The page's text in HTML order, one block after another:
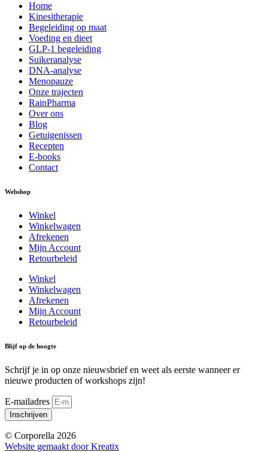
Home
Kinesitherapie
Begeleiding op maat
Voeding en dieet
GLP-1 begeleiding
Suikeranalyse
DNA-analyse
Menopauze
Onze trajecten
RainPharma
Over ons
Blog
Getuigenissen
Recepten
E-books
Contact
Webshop
Winkel
Winkelwagen
Afrekenen
Mijn Account
Retourbeleid
Winkel
Winkelwagen
Afrekenen
Mijn Account
Retourbeleid
Blijf op de hoogte
Schrijf je in op onze nieuwsbrief en weet als eerste wanneer er
nieuwe producten of workshops zijn!
E-mailadres
Inschrijven
© Corporella 2026
Website gemaakt door Kreatix